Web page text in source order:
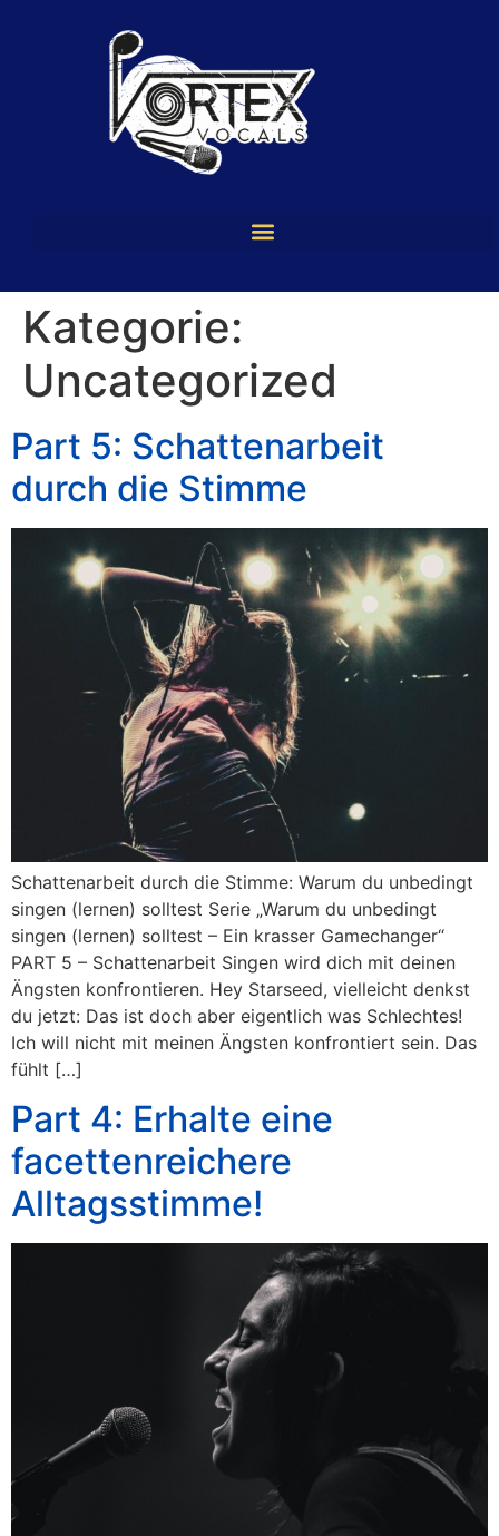
Kategorie:
Uncategorized
Part 5: Schattenarbeit
durch die Stimme
Schattenarbeit durch die Stimme: Warum du unbedingt
singen (lernen) solltest Serie „Warum du unbedingt
singen (lernen) solltest – Ein krasser Gamechanger“
PART 5 – Schattenarbeit Singen wird dich mit deinen
Ängsten konfrontieren. Hey Starseed, vielleicht denkst
du jetzt: Das ist doch aber eigentlich was Schlechtes!
Ich will nicht mit meinen Ängsten konfrontiert sein. Das
fühlt […]
Part 4: Erhalte eine
facettenreichere
Alltagsstimme!